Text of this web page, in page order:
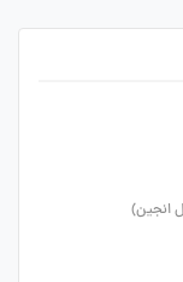
انجین)